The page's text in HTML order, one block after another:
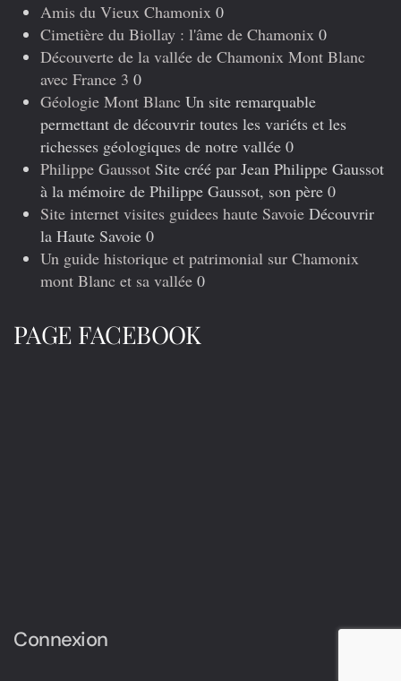
Amis du Vieux Chamonix 0
Cimetière du Biollay : l'âme de Chamonix 0
Découverte de la vallée de Chamonix Mont Blanc
avec France 3 0
Géologie Mont Blanc Un site remarquable
permettant de découvrir toutes les variéts et les
richesses géologiques de notre vallée 0
Philippe Gaussot Site créé par Jean Philippe Gaussot
à la mémoire de Philippe Gaussot, son père 0
Site internet visites guidees haute Savoie Découvrir
la Haute Savoie 0
Un guide historique et patrimonial sur Chamonix
mont Blanc et sa vallée 0
PAGE FACEBOOK
Connexion